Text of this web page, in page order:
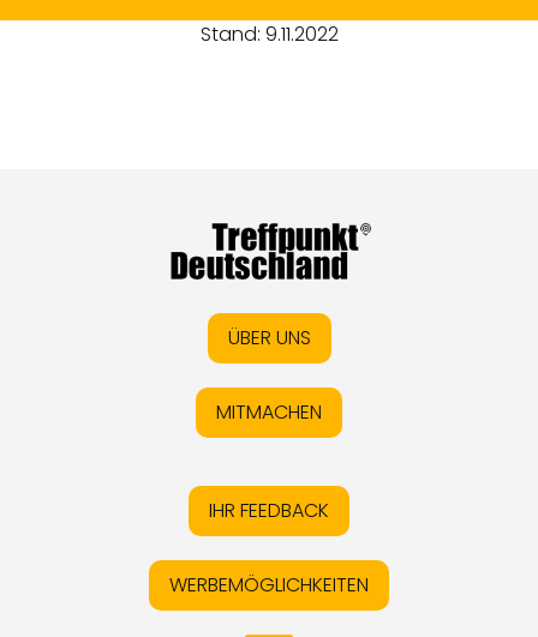
Stand: 9.11.2022
ÜBER UNS
MITMACHEN
IHR FEEDBACK
WERBEMÖGLICHKEITEN